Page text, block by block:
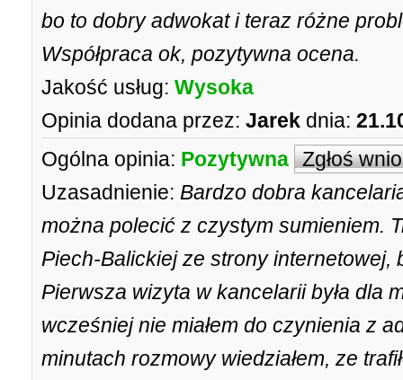
bo to dobry adwokat i teraz różne
Współpraca ok, pozytywna ocena.
Jakość usług: Wysoka
Opinia dodana przez: Jarek dnia:
Ogólna opinia: Pozytywna Zgłoś
Uzasadnienie: Bardzo dobra
można polecić z czystym sumieniem.
Piech-Balickiej ze strony internetowej,
Pierwsza wizyta w kancelarii była dla
wcześniej nie miałem do czynienia z
minutach rozmowy wiedziałem, ze